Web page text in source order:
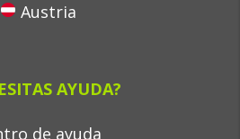
Austria
AYUDA?
de ayuda